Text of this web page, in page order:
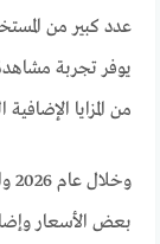
يوفر تجربة
من المزايا
بعض الأسعار